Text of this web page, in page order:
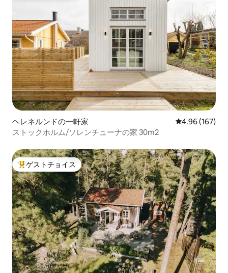
ヘレネルンドの一軒家 レビュー167
4.96 (167)
ストックホルム/ソレンチューナの家 30m2
大好評のゲストチョイスです。
ゲストチョイス